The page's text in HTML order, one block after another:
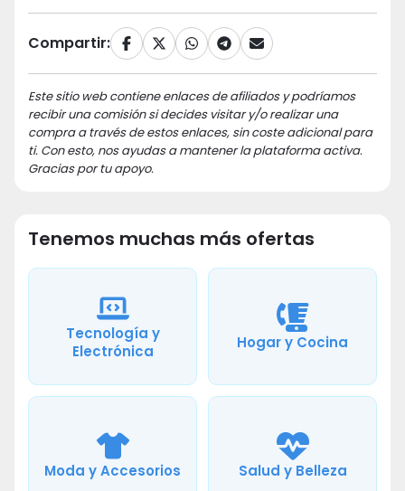
Compartir:
Este sitio web contiene enlaces de afiliados y podríamos
recibir una comisión si decides visitar y/o realizar una
compra a través de estos enlaces, sin coste adicional para
ti. Con esto, nos ayudas a mantener la plataforma activa.
Gracias por tu apoyo.
Tenemos muchas más ofertas
Tecnología y
Electrónica
Hogar y Cocina
Moda y Accesorios Salud y Belleza